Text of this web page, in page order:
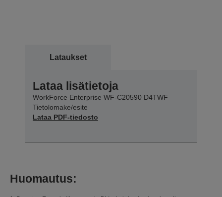
Lataukset
Lataa lisätietoja
WorkForce Enterprise WF-C20590 D4TWF
Tietolomake/esite
Lataa PDF-tiedosto
Huomautus: